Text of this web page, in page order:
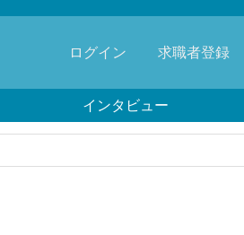
ログイン 求職者登録
インタビュー